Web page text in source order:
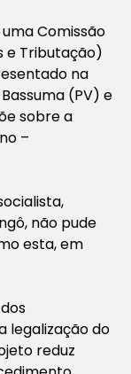
Comissão
e Tributação)
na
(PV) e
sobre a
–
não pude
esta, em
legalização do
reduz